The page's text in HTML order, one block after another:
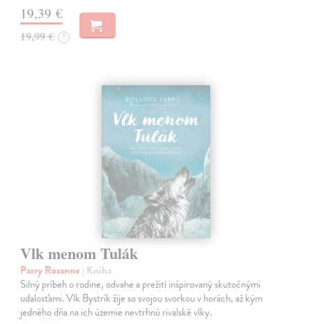
19,39 €
19,99 € ?
Vlk menom Tulák
Parry Rosanne | Kniha
Silný príbeh o rodine, odvahe a prežití inšpirovaný skutočnými
udalosťami. Vlk Bystrík žije so svojou svorkou v horách, až kým
jedného dňa na ich územie nevtrhnú rivalské vlky.